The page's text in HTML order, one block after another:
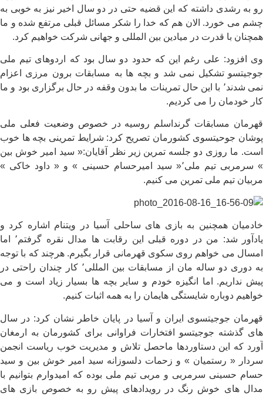
رو به رشدی داشته که این قضیه حتی در دو سال اخیر نیز به خوبی به
چشم می خورد. الان هم که خدا را شکر مسائل قبلی مرتفع شده و ما
همچنان با قدرت در میادین بین المللی و جهانی شرکت خواهیم کرد.
وی افزود: علی رغم این که حدود دو سال بود که اردوهای تیم ملی
جوجیتسو تشکیل نمی شد و بچه ها به مسابقات برون مرزی اعزام
نمی شدند٬ با این حال تمرینات ما بدون وقفه در حال برگزاری بود و ما
کار خودمان را می کردیم.
قهرمان مسابقات گرنداسلم روسیه در خصوص وضعیت فعلی ملی
پوشان جوحیتسوی کشورمان تصریح کرد: شرایط تمرینی بچه ها خوب
است. ما روزی دو جلسه تمرین زیر نظر آقایان:« سید امیر خوش بین
» سرمربی تیم ملی٬« سید امیرحسام حسینی » و « داود خاکی »
مربیان تیم ملی تمرین می کنیم.
خادمیان همچنین به بازی های ساحلی آسیا در ویتنام اشاره کرد و
یادآور شد: من در دوره قبلی این رقابت ها مدال نقره گرفتم٬ اما
امسال می خواهم روی سکوی قهرمانی قرار بگیرم. هرچند که با توجه
به دوری دو ساله مان از مسابقات بین المللی٬ کار چندان راحتی در
پیش نداریم. اما انگیزه خودم و سایر بچه ها بسیار زیاد است و می
خواهیم دوباره شایستگی هایمان را به همه اثبات کنیم.
قهرمان جوجیتسوی ایران و آسیا در پایان خاطر نشان کرد: در سال
های گذشته جوجیتسو افتخارات فراوانی برای کشورمان به ارمغان
آورد که این دستاوردها ماحصل تلاش و مدیریت خوب ریاست انجمن
سردار « رستمیان » و زحمات دلسوزانه سید امیر خوش بین و سید
حسام حسینی سرمربی و مربی تیم ملی بوده که امیدوارم بتوانیم با
مدال های خوش رنگ در رویدادهای پیش رو به خصوص بازی های